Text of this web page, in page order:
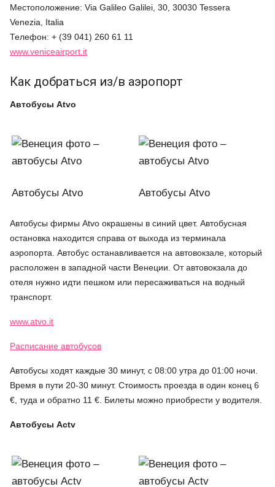
Местоположение: Via Galileo Galilei, 30, 30030 Tessera
Venezia, Italia
Телефон: + (39 041) 260 61 11
www.veniceairport.it
Как добраться из/в аэропорт
Автобусы Atvo
Автобусы Atvo Автобусы Atvo
Автобусы фирмы Atvo окрашены в синий цвет. Автобусная
остановка находится справа от выхода из терминала
аэропорта. Автобус останавливается на автовокзале, который
расположен в западной части Венеции. От автовокзала до
отеля нужно идти пешком или пересаживаться на водный
транспорт.
www.atvo.it
Расписание автобусов
Автобусы ходят каждые 30 минут, с 08:00 утра до 01:00 ночи.
Время в пути 20-30 минут. Стоимость проезда в один конец 6
€, туда и обратно 11 €. Билеты можно приобрести у водителя.
Автобусы Actv